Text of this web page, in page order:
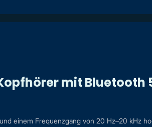
mit Bluetooth
einem Frequenzgang von 20 Hz–20 kHz